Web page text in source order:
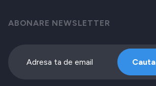
ABONARE NEWSLETTER
Cauta